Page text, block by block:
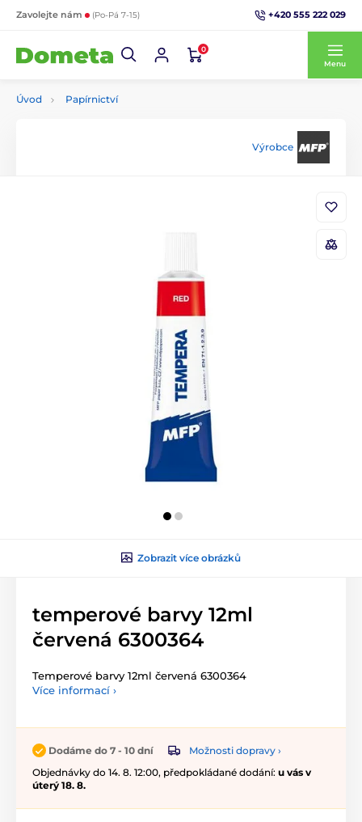
Zavolejte nám (Po-Pá 7-15) +420 555 222 029
0
Menu
Úvod Papírnictví
Výrobce
Zobrazit více obrázků
temperové barvy 12ml
červená 6300364
Temperové barvy 12ml červená 6300364
Více informací ›
Dodáme do 7 - 10 dní
Možnosti dopravy ›
Objednávky do 14. 8. 12:00, předpokládané dodání: u vás v
úterý 18. 8.